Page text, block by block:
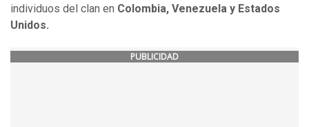
individuos del clan en Colombia, Venezuela y Estados
Unidos.
PUBLICIDAD